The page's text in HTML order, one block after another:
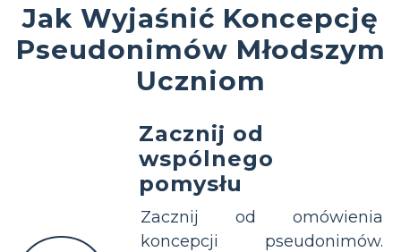
Jak Wyjaśnić Koncepcję
Pseudonimów Młodszym
Uczniom
Zacznij od
wspólnego
pomysłu
Zacznij od omówienia
koncepcji pseudonimów.